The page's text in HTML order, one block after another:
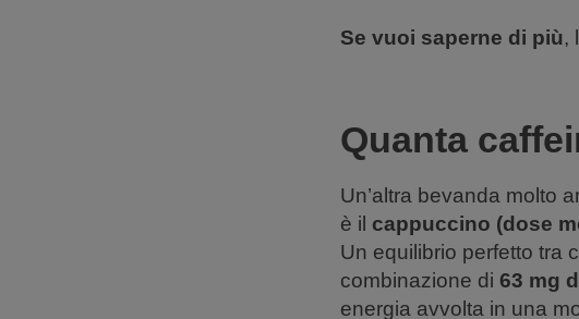
Se vuoi saperne di più,
Quanta
Un’altra bevanda molto
è il cappuccino (dose
Un equilibrio perfetto tra
combinazione di 63 mg
energia avvolta in una